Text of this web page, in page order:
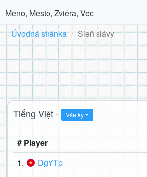
Meno, Mesto, Zviera, Vec
Úvodná stránka Sieň slávy
Tiếng Việt - Všetky
# Player
1.
DgYTp